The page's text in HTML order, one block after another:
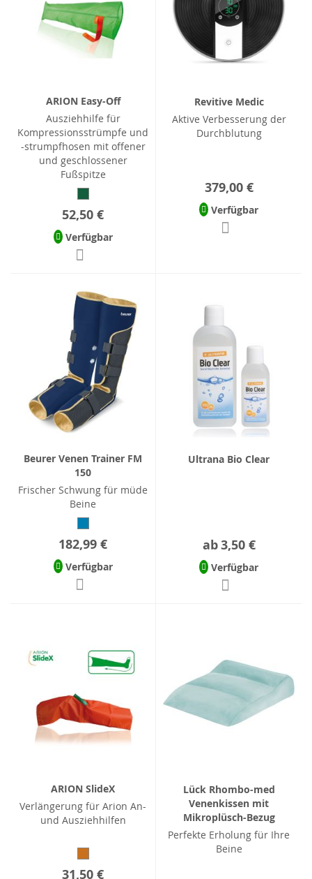
ARION Easy-Off
Ausziehhilfe für
Kompressionsstrümpfe und
-strumpfhosen mit offener
und geschlossener
Fußspitze
52,50 €
Verfügbar
Revitive Medic
Aktive Verbesserung der
Durchblutung
379,00 €
Verfügbar
Beurer Venen Trainer FM
150
Frischer Schwung für müde
Beine
182,99 €
Verfügbar
Ultrana Bio Clear
ab3,50 €
Verfügbar
ARION SlideX
Verlängerung für Arion An-
und Ausziehhilfen
31,50 €
Lück Rhombo-med
Venenkissen mit
Mikroplüsch-Bezug
Perfekte Erholung für Ihre
Beine